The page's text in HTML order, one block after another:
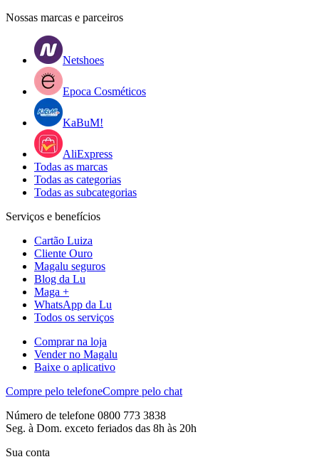
Nossas marcas e parceiros
Netshoes
Epoca Cosméticos
KaBuM!
AliExpress
Todas as marcas
Todas as categorias
Todas as subcategorias
Serviços e benefícios
Cartão Luiza
Cliente Ouro
Magalu seguros
Blog da Lu
Maga +
WhatsApp da Lu
Todos os serviços
Comprar na loja
Vender no Magalu
Baixe o aplicativo
Compre pelo telefoneCompre pelo chat
Número de telefone 0800 773 3838
Seg. à Dom. exceto feriados das 8h às 20h
Sua conta